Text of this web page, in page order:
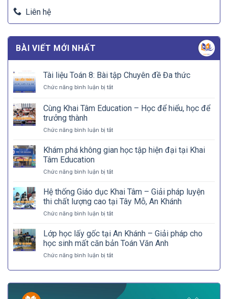
Liên hệ
BÀI VIẾT MỚI NHẤT
Tài liệu Toán 8: Bài tập Chuyên đề Đa thức
Chức năng bình luận bị tắtở
liệu
Toán
Bài
Chuyên
thức
Cùng Khai Tâm Education – Học để hiểu, học để
trưởng thành
Chức năng bình luận bị tắtở
Khai
–
để
hiểu,
học
để
thành
Khám phá không gian học tập hiện đại tại Khai
Tâm Education
Chức năng bình luận bị tắtở
phá
không
gian
học
hiện
đại
Khai
Hệ thống Giáo dục Khai Tâm – Giải pháp luyện
thi chất lượng cao tại Tây Mỗ, An Khánh
Chức năng bình luận bị tắtở
thống
Giáo
dục
Khai
Giải
pháp
Lớp học lấy gốc tại An Khánh – Giải pháp cho
học sinh mất căn bản Toán Văn Anh
Chức năng bình luận bị tắtở
học